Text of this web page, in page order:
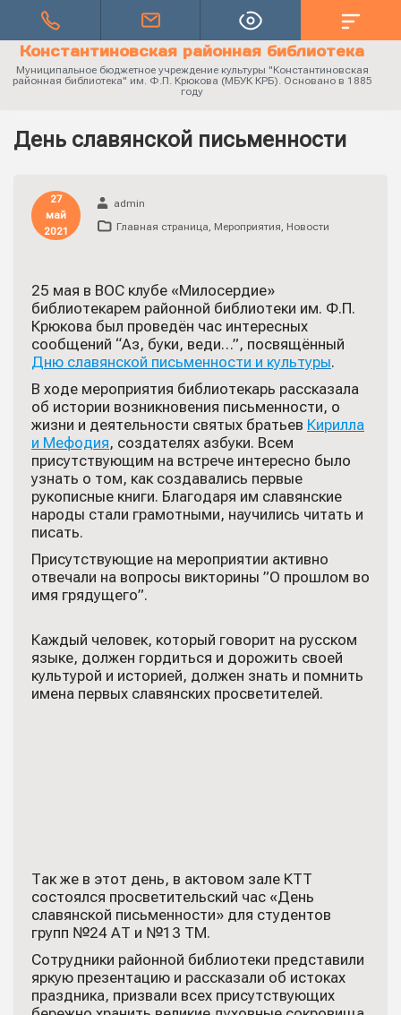
Константиновская районная библиотека
Муниципальное бюджетное учреждение культуры "Константиновская
районная библиотека" им. Ф.П. Крюкова (МБУК КРБ). Основано в 1885
году
День славянской письменности
27
май
2021
admin
Главная страница, Мероприятия, Новости
25 мая в ВОС клубе «Милосердие»
библиотекарем районной библиотеки им. Ф.П.
Крюкова был проведён час интересных
сообщений “Аз, буки, веди…”, посвящённый
Дню славянской письменности и культуры.
В ходе мероприятия библиотекарь рассказала
об истории возникновения письменности, о
жизни и деятельности святых братьев Кирилла
и Мефодия, создателях азбуки. Всем
присутствующим на встрече интересно было
узнать о том, как создавались первые
рукописные книги. Благодаря им славянские
народы стали грамотными, научились читать и
писать.
Присутствующие на мероприятии активно
отвечали на вопросы викторины ”О прошлом во
имя грядущего”.
Каждый человек, который говорит на русском
языке, должен гордиться и дорожить своей
культурой и историей, должен знать и помнить
имена первых славянских просветителей.
Так же в этот день, в актовом зале КТТ
состоялся просветительский час «День
славянской письменности» для студентов
групп №24 АТ и №13 ТМ.
Сотрудники районной библиотеки представили
яркую презентацию и рассказали об истоках
праздника, призвали всех присутствующих